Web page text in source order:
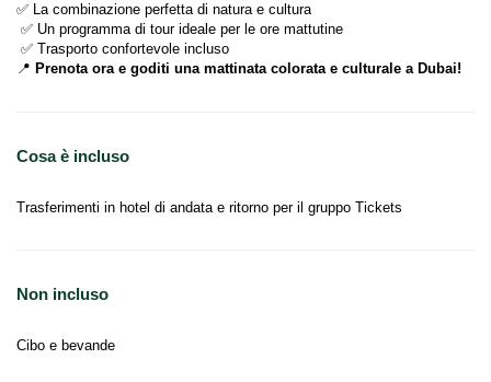
✅ La combinazione perfetta di natura e cultura
✅ Un programma di tour ideale per le ore mattutine
✅ Trasporto confortevole incluso
📍 Prenota ora e goditi una mattinata colorata e culturale a Dubai!
Cosa è incluso
Trasferimenti in hotel di andata e ritorno per il gruppo Tickets
Non incluso
Cibo e bevande